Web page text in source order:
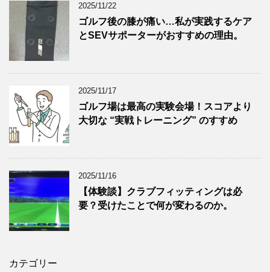
2025/11/22
ゴルフ後の膝が痛い…私が実践するケア
とSEVサポーターがおすすめの理由。
2025/11/17
ゴルフ場は最高の実験会場！スコアより
大切な “実戦トレーニング” のすすめ
2025/11/16
【体験談】クラブフィッティングは必
要？受けたことで何が変わるのか。
カテゴリー